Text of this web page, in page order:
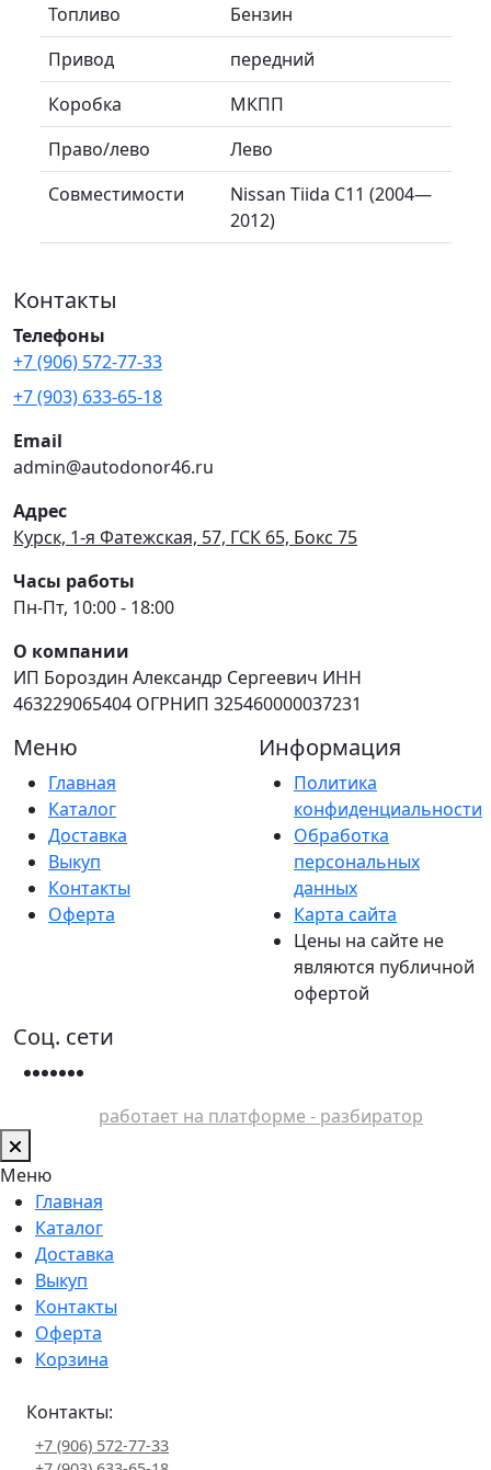
Топливо
Бензин
Привод
передний
Коробка
МКПП
Право/лево
Лево
Совместимости
Nissan Tiida C11 (2004—
2012)
Контакты
Телефоны
+7 (906) 572-77-33
+7 (903) 633-65-18
Email
admin@autodonor46.ru
Адрес
Курск, 1-я Фатежская, 57, ГСК 65, Бокс 75
Часы работы
Пн-Пт, 10:00 - 18:00
О компании
ИП Бороздин Александр Сергеевич ИНН
463229065404 ОГРНИП 325460000037231
Меню
Главная
Каталог
Доставка
Выкуп
Контакты
Оферта
Информация
Политика
конфиденциальности
Обработка
персональных
данных
Карта сайта
Цены на сайте не
являются публичной
офертой
Соц. сети
работает на платформе - разбиратор
Меню
Главная
Каталог
Доставка
Выкуп
Контакты
Оферта
Корзина
Контакты:
+7 (906) 572-77-33